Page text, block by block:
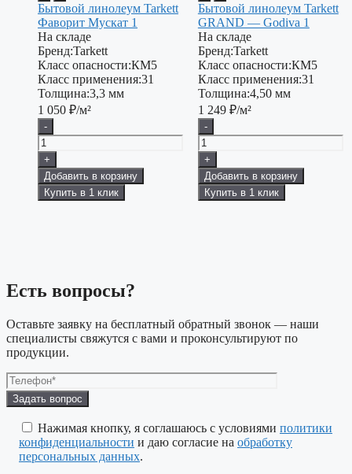
Бытовой линолеум Tarkett
Фаворит Мускат 1
На складе
Бренд:Tarkett
Класс опасности:КМ5
Класс применения:31
Толщина:3,3 мм
1 050 ₽/м²
-
+
Добавить в корзину
Купить в 1 клик
Бытовой линолеум Tarkett
GRAND — Godiva 1
На складе
Бренд:Tarkett
Класс опасности:КМ5
Класс применения:31
Толщина:4,50 мм
1 249 ₽/м²
-
+
Добавить в корзину
Купить в 1 клик
Есть вопросы?
Оставьте заявку на бесплатный обратный звонок — наши
специалисты свяжутся с вами и проконсультируют по
продукции.
Оставьте
это
поле
пустым.
Нажимая кнопку, я соглашаюсь с условиями политики
конфиденциальности и даю согласие на обработку
персональных данных.